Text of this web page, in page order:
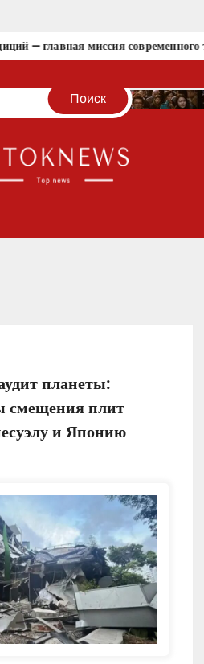
— главная миссия современного
планеты:
смещения плит
и Японию